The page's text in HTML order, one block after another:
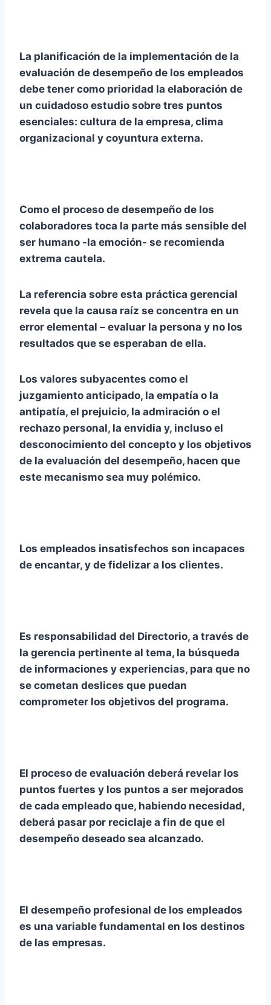
La planificación de la implementación de la
evaluación de desempeño de los empleados
debe tener como prioridad la elaboración de
un cuidadoso estudio sobre tres puntos
esenciales: cultura de la empresa, clima
organizacional y coyuntura externa.
Como el proceso de desempeño de los
colaboradores toca la parte más sensible del
ser humano -la emoción- se recomienda
extrema cautela.
La referencia sobre esta práctica gerencial
revela que la causa raíz se concentra en un
error elemental – evaluar la persona y no los
resultados que se esperaban de ella.
Los valores subyacentes como el
juzgamiento anticipado, la empatía o la
antipatía, el prejuicio, la admiración o el
rechazo personal, la envidia y, incluso el
desconocimiento del concepto y los objetivos
de la evaluación del desempeño, hacen que
este mecanismo sea muy polémico.
Los empleados insatisfechos son incapaces
de encantar, y de fidelizar a los clientes.
Es responsabilidad del Directorio, a través de
la gerencia pertinente al tema, la búsqueda
de informaciones y experiencias, para que no
se cometan deslices que puedan
comprometer los objetivos del programa.
El proceso de evaluación deberá revelar los
puntos fuertes y los puntos a ser mejorados
de cada empleado que, habiendo necesidad,
deberá pasar por reciclaje a fin de que el
desempeño deseado sea alcanzado.
El desempeño profesional de los empleados
es una variable fundamental en los destinos
de las empresas.